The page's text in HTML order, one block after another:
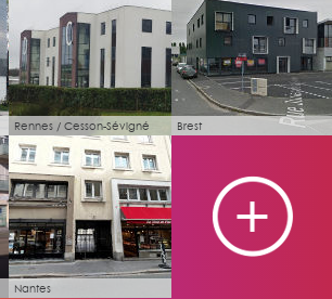
Rennes / Cesson-Sévigné Brest
Nantes